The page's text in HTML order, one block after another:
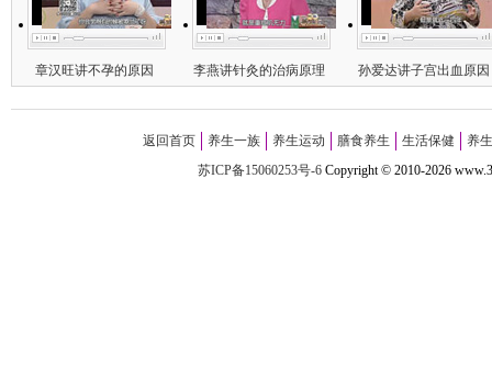
章汉旺讲不孕的原因 李燕讲针灸的治病原理 孙爱达讲子宫出血原因
返回首页 养生一族 养生运动 膳食养生 生活保健
养
苏ICP备15060253号-6Copyright©2010-2026